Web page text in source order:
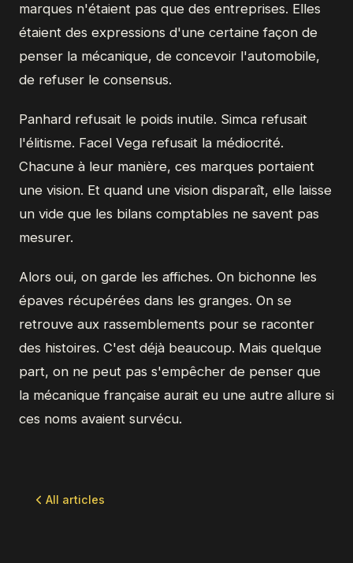
marques n'étaient pas que des entreprises. Elles
étaient des expressions d'une certaine façon de
penser la mécanique, de concevoir l'automobile,
de refuser le consensus.
Panhard refusait le poids inutile. Simca refusait
l'élitisme. Facel Vega refusait la médiocrité.
Chacune à leur manière, ces marques portaient
une vision. Et quand une vision disparaît, elle laisse
un vide que les bilans comptables ne savent pas
mesurer.
Alors oui, on garde les affiches. On bichonne les
épaves récupérées dans les granges. On se
retrouve aux rassemblements pour se raconter
des histoires. C'est déjà beaucoup. Mais quelque
part, on ne peut pas s'empêcher de penser que
la mécanique française aurait eu une autre allure si
ces noms avaient survécu.
All articles